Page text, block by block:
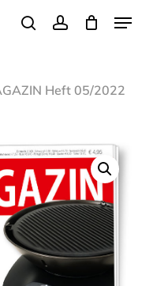
search
Menu
Heft 05/2022